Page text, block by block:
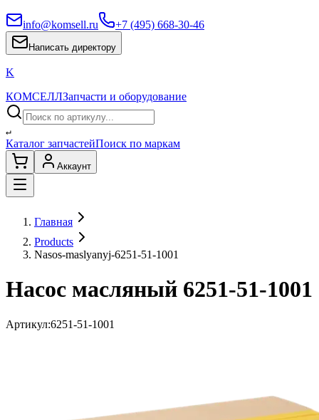
info@komsell.ru +7 (495) 668-30-46
Написать директору
K
КОМСЕЛЛЗапчасти и оборудование
↵
Каталог запчастейПоиск по маркам
Аккаунт
Главная
Products
Nasos-maslyanyj-6251-51-1001
Насос масляный 6251-51-1001
Артикул:6251-51-1001